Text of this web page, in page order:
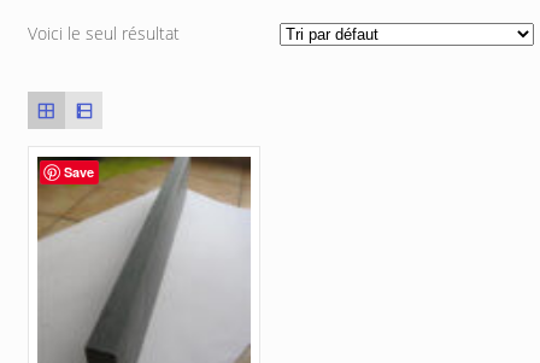
Voici le seul résultat
Save